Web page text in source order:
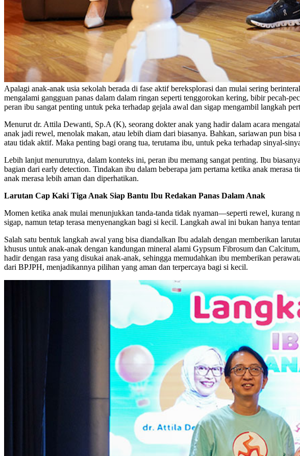
Apalagi anak-anak usia sekolah berada di fase aktif bereksplorasi dan mulai sering
mengalami gangguan panas dalam dalam ringan seperti tenggorokan kering, bibir pecah-
peran ibu sangat penting untuk peka terhadap gejala awal dan sigap mengambil langkah
Menurut dr. Attila Dewanti, Sp.A (K), seorang dokter anak yang hadir dalam acara
anak jadi rewel, menolak makan, atau lebih diam dari biasanya. Bahkan, sariawan pun
atau tidak aktif. Maka penting bagi orang tua, terutama ibu, untuk peka terhadap sinyal-
Lebih lanjut menurutnya, dalam konteks ini, peran ibu memang sangat penting. Ibu
bagian dari early detection. Tindakan ibu dalam beberapa jam pertama ketika anak
anak merasa lebih aman dan diperhatikan.
Larutan Cap Kaki Tiga Anak Siap Bantu Ibu Redakan Panas Dalam Anak
Momen ketika anak mulai menunjukkan tanda-tanda tidak nyaman—seperti rewel,
sigap, namun tetap terasa menyenangkan bagi si kecil. Langkah awal ini bukan hanya
Salah satu bentuk langkah awal yang bisa diandalkan Ibu adalah dengan memberikan
khusus untuk anak-anak dengan kandungan mineral alami Gypsum Fibrosum dan
hadir dengan rasa yang disukai anak-anak, sehingga memudahkan ibu memberikan
dari BPJPH, menjadikannya pilihan yang aman dan terpercaya bagi si kecil.